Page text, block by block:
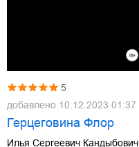
5
добавлено 10.12.2023 01:37
Герцеговина Флор
Илья Сергеевич Кандыбович